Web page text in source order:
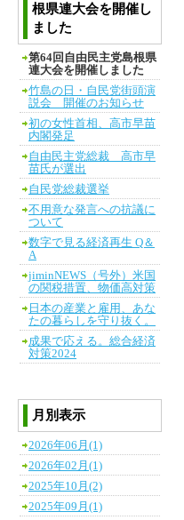
根県連大会を開催し
ました
第64回自由民主党島根県
連大会を開催しました
竹島の日・自民党街頭演
説会 開催のお知らせ
初の女性首相、高市早苗
内閣発足
自由民主党総裁 高市早
苗氏が選出
自民党総裁選挙
不用意な発言への抗議に
ついて
数字で見る経済再生 Q＆
A
jiminNEWS（号外）米国
の関税措置、物価高対策
日本の産業と雇用、あな
たの暮らしを守り抜く。
成果で応える。総合経済
対策2024
月別表示
2026年06月(1)
2026年02月(1)
2025年10月(2)
2025年09月(1)